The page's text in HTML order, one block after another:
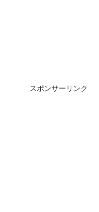
スポンサーリンク